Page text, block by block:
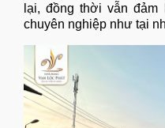
lại, đồng thời vẫn đảm
chuyên nghiệp như tại